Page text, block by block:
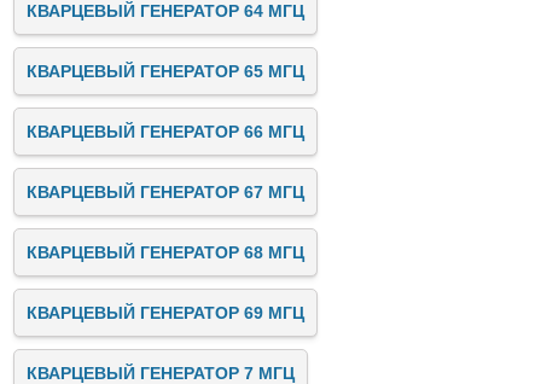
КВАРЦЕВЫЙ ГЕНЕРАТОР 64 МГЦ
КВАРЦЕВЫЙ ГЕНЕРАТОР 65 МГЦ
КВАРЦЕВЫЙ ГЕНЕРАТОР 66 МГЦ
КВАРЦЕВЫЙ ГЕНЕРАТОР 67 МГЦ
КВАРЦЕВЫЙ ГЕНЕРАТОР 68 МГЦ
КВАРЦЕВЫЙ ГЕНЕРАТОР 69 МГЦ
КВАРЦЕВЫЙ ГЕНЕРАТОР 7 МГЦ